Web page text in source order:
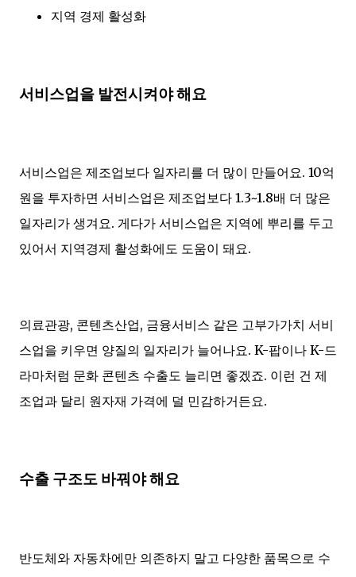
지역 경제 활성화
서비스업을 발전시켜야 해요
서비스업은 제조업보다 일자리를 더 많이 만들어요. 10억
원을 투자하면 서비스업은 제조업보다 1.3~1.8배 더 많은
일자리가 생겨요. 게다가 서비스업은 지역에 뿌리를 두고
있어서 지역경제 활성화에도 도움이 돼요.
의료관광, 콘텐츠산업, 금융서비스 같은 고부가가치 서비
스업을 키우면 양질의 일자리가 늘어나요. K-팝이나 K-드
라마처럼 문화 콘텐츠 수출도 늘리면 좋겠죠. 이런 건 제
조업과 달리 원자재 가격에 덜 민감하거든요.
수출 구조도 바꿔야 해요
반도체와 자동차에만 의존하지 말고 다양한 품목으로 수